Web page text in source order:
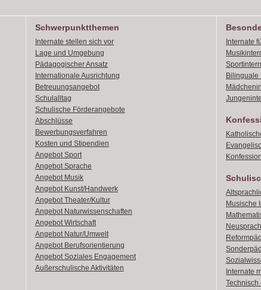
Schwerpunktthemen
Internate stellen sich vor
Lage und Umgebung
Pädagogischer Ansatz
Internationale Ausrichtung
Betreuungsangebot
Schulalltag
Schulische Förderangebote
Abschlüsse
Bewerbungsverfahren
Kosten und Stipendien
Angebot Sport
Angebot Sprache
Angebot Musik
Angebot Kunst/Handwerk
Angebot Theater/Kultur
Angebot Naturwissenschaften
Angebot Wirtschaft
Angebot Natur/Umwelt
Angebot Berufsorientierung
Angebot Soziales Engagement
Außerschulische Aktivitäten
Internate
Bilinguale
Musische
Internate
Technisch